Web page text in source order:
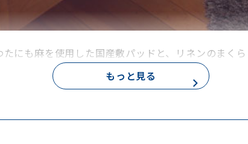
にも麻を使用した国産敷パッドと、リネンのまく
もっと見る